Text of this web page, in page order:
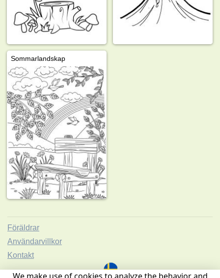
Sommarlandskap
Föräldrar
Användarvillkor
Kontakt